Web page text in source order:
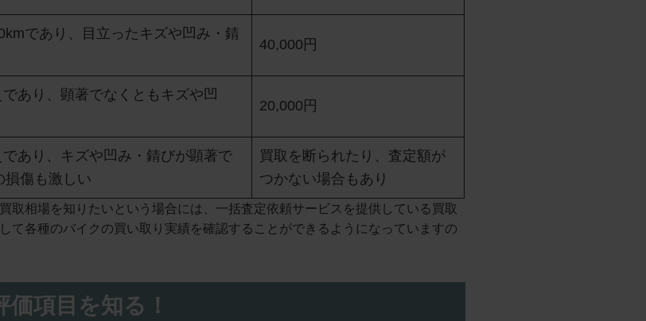
であり、目立ったキズや凹み・錆
40,000円
あり、顕著でなくともキズや凹
20,000円
あり、キズや凹み・錆びが顕著で
損傷も激しい
買取を断られたり、査定額が
つかない場合もあり
取相場を知りたいという場合には、一括査定依頼サービスを提供している買取
て各種のバイクの買い取り実績を確認することができるようになっていますの
項目を知る！